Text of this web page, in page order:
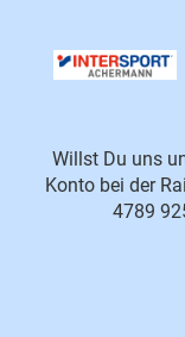
Willst Du uns
Konto bei der
4789